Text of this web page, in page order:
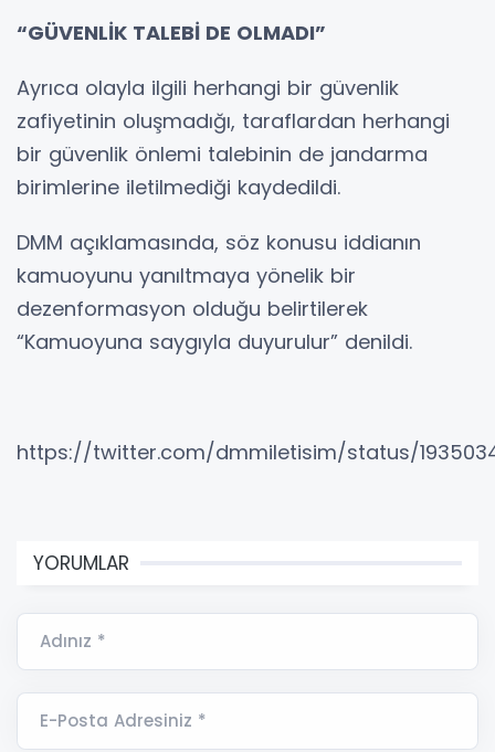
“GÜVENLİK TALEBİ DE OLMADI”
Ayrıca olayla ilgili herhangi bir güvenlik
zafiyetinin oluşmadığı, taraflardan herhangi
bir güvenlik önlemi talebinin de jandarma
birimlerine iletilmediği kaydedildi.
DMM açıklamasında, söz konusu iddianın
kamuoyunu yanıltmaya yönelik bir
dezenformasyon olduğu belirtilerek
“Kamuoyuna saygıyla duyurulur” denildi.
https://twitter.com/dmmiletisim/status/
YORUMLAR
Adınız *
E-Posta Adresiniz *